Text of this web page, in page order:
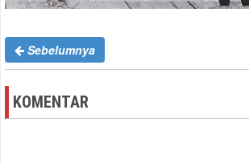
Sebelumnya
KOMENTAR